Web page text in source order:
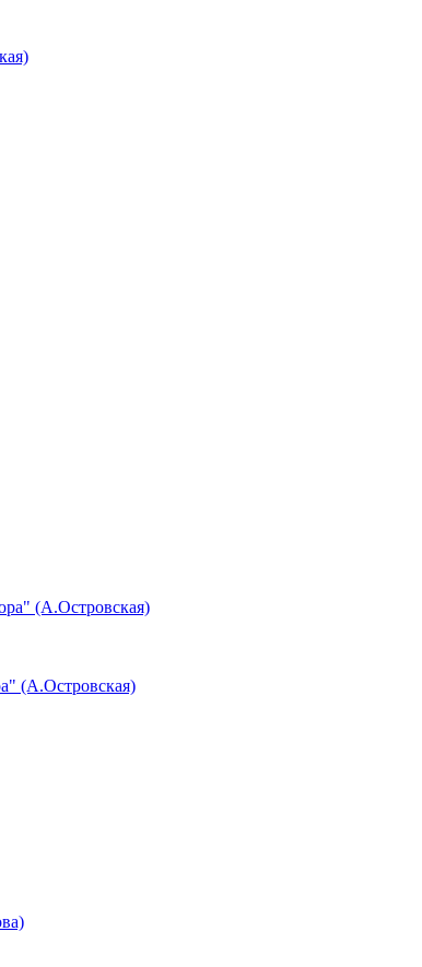
(А.Островская)
(А.Островская)